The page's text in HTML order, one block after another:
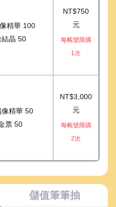
精華 100
結晶 50
NT$750
元
每帳號限購
1次
像精華 50
票 50
NT$3,000
元
每帳號限購
2次
儲值筆筆抽